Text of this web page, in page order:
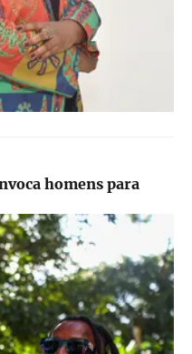
homens para